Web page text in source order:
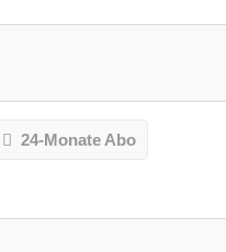
24-Monate Abo